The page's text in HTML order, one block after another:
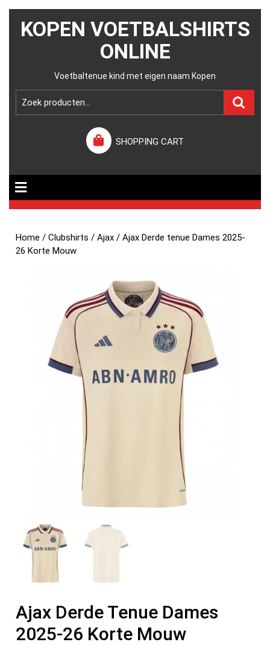
KOPEN VOETBALSHIRTS
ONLINE
Voetbaltenue kind met eigen naam Kopen
SHOPPING CART
Home /Clubshirts /Ajax / Ajax Derde tenue Dames 2025-
26 Korte Mouw
Ajax Derde Tenue Dames
2025-26 Korte Mouw